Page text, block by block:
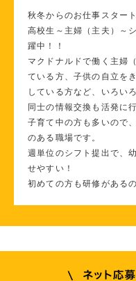
秋冬からのお仕事スター
高校生～主婦（主夫）～
躍中！！
マクドナルドで働く主婦
ている方、子供の自立を
している方など、いろい
同士の情報交換も活発に
子育て中の方も多いので
のある職場です。
週単位のシフト提出で、
せやすい！
初めての方も研修がある